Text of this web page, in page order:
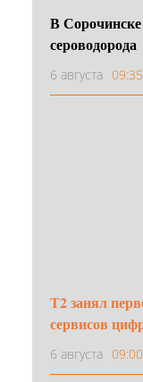
В
сероводорода
6 августа 09:35
Т2 занял
сервисов
6 августа 09:00